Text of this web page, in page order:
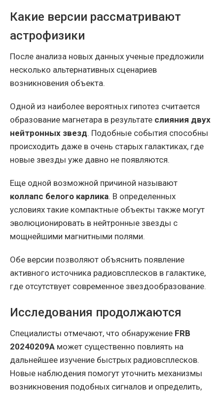
Какие версии рассматривают
астрофизики
После анализа новых данных ученые предложили
несколько альтернативных сценариев
возникновения объекта.
Одной из наиболее вероятных гипотез считается
образование магнетара в результате слияния двух
нейтронных звезд. Подобные события способны
происходить даже в очень старых галактиках, где
новые звезды уже давно не появляются.
Еще одной возможной причиной называют
коллапс белого карлика. В определенных
условиях такие компактные объекты также могут
эволюционировать в нейтронные звезды с
мощнейшими магнитными полями.
Обе версии позволяют объяснить появление
активного источника радиовсплесков в галактике,
где отсутствует современное звездообразование.
Исследования продолжаются
Специалисты отмечают, что обнаружение FRB
20240209A может существенно повлиять на
дальнейшее изучение быстрых радиовсплесков.
Новые наблюдения помогут уточнить механизмы
возникновения подобных сигналов и определить,